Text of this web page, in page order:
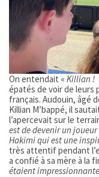
On entendait « Killian !
épatés de voir de
français. Audouin, âgé
Killian M’bappé, il
l’apercevait sur le
est de devenir un
Hakimi qui est une
très attentif pendant
a confié à sa mère à la
étaient